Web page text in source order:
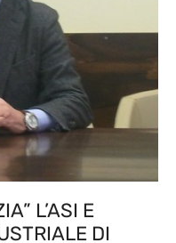
L’ASI E
DI